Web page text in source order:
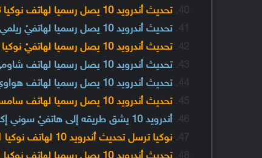
تحديث أندرويد 10 يصل رسميا لهاتف نوكيا 2.3
تحديث أندرويد 10 يصل رسميا لهاتفيْ ريلمي 3 وريلمي 3i
تحديث أندرويد 10 يصل رسميا لهاتفيْ نوكيا 6.2 ونوكيا 1 بلس
تحديث أندرويد 10 يصل رسميا لهاتف شاومي بلاك شارك 2 مع واجهة JoyUI 11
تحديث أندرويد 10 يصل رسميا لهاتف هواوي واي 7 بي مع واجهة EMUI 10.1
تحديث أندرويد 10 يصل رسميا لهاتف سامسونج جلاكسي A20s
أندرويد 10 يشق طريقه إلى هاتفيْ سوني إكسبيريا 10 وإكسبيريا 10 بلس
نوكيا ترسل تحديث أندرويد 10 لهاتف نوكيا 3.1 بلس